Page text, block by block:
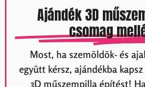
Ajándék 3D
csomag
Most, ha szemöldök- és
együtt kérsz, ajándékba
3D műszempilla építést!